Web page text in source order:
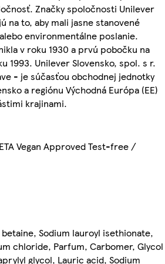
Značky spoločnosti Unilever
na to, aby mali jasne stanovené
environmentálne poslanie.
v roku 1930 a prvú pobočku na
1993. Unilever Slovensko, spol. s r.
- je súčasťou obchodnej jednotky
a regiónu Východná Európa (EE)
krajinami.
Vegan Approved Test-free /
Sodium lauroyl isethionate,
chloride, Parfum, Carbomer, Glycol
glycol, Lauric acid, Sodium